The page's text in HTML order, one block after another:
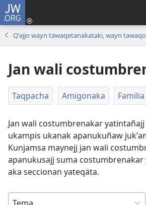
JW.ORG
Jan wali
Taqpacha Amigonaka Familia
Jan wali costumbrenakar
ukampis ukanak apanukuñaw
Kunjamsa maynejj jan wali
apanukusajj suma
aka seccionan yateqäta.